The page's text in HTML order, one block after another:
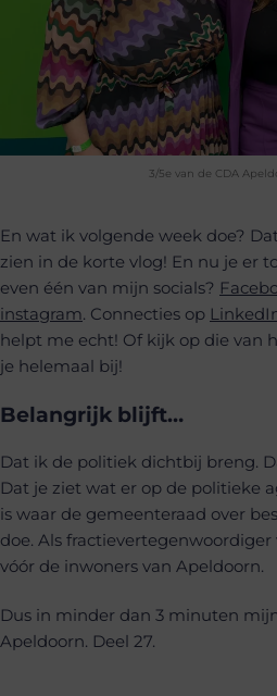
3/5e van de CDA
En wat ik volgende week doe?
zien in de korte vlog! En nu je er
even één van mijn socials?
instagram. Connecties op
helpt me echt! Of kijk op die van
je helemaal bij!
Belangrijk blijft…
Dat ik de politiek dichtbij breng.
Dat je ziet wat er op de politieke
is waar de gemeenteraad over
doe. Als
vóór de inwoners van Apeldoorn.
Dus in minder dan 3 minuten
Apeldoorn. Deel 27.